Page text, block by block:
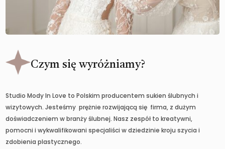
Czym się wyróżniamy?
Studio Mody In Love to Polskim producentem sukien ślubnych i
wizytowych. Jesteśmy prężnie rozwijającą się firma, z dużym
doświadczeniem w branży ślubnej. Nasz zespół to kreatywni,
pomocni i wykwalifikowani specjaliści w dziedzinie kroju szycia i
zdobienia plastycznego.